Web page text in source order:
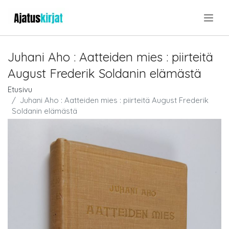
Juhani Aho : Aatteiden mies : piirteitä
August Frederik Soldanin elämästä
Etusivu
Juhani Aho : Aatteiden mies : piirteitä August Frederik
Soldanin elämästä